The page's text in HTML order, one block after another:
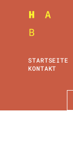
STARTSEITE
KONTAKT